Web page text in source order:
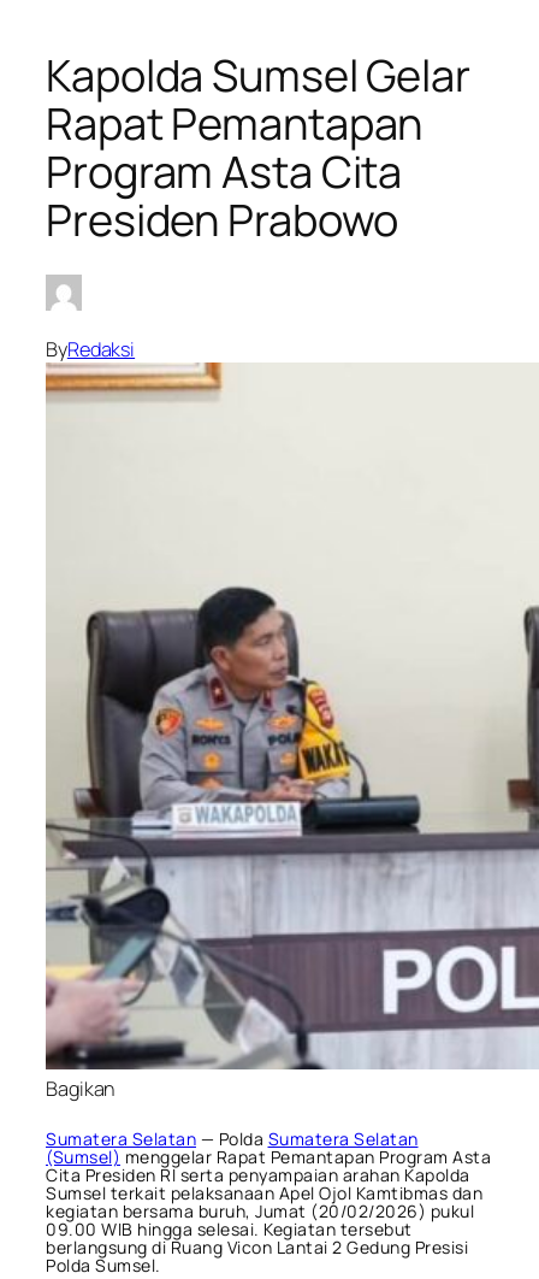
Kapolda Sumsel Gelar
Rapat Pemantapan
Program Asta Cita
Presiden Prabowo
ByRedaksi
Bagikan
Sumatera Selatan — Polda Sumatera Selatan
(Sumsel) menggelar Rapat Pemantapan Program Asta
Cita Presiden RI serta penyampaian arahan Kapolda
Sumsel terkait pelaksanaan Apel Ojol Kamtibmas dan
kegiatan bersama buruh, Jumat (20/02/2026) pukul
09.00 WIB hingga selesai. Kegiatan tersebut
berlangsung di Ruang Vicon Lantai 2 Gedung Presisi
Polda Sumsel.